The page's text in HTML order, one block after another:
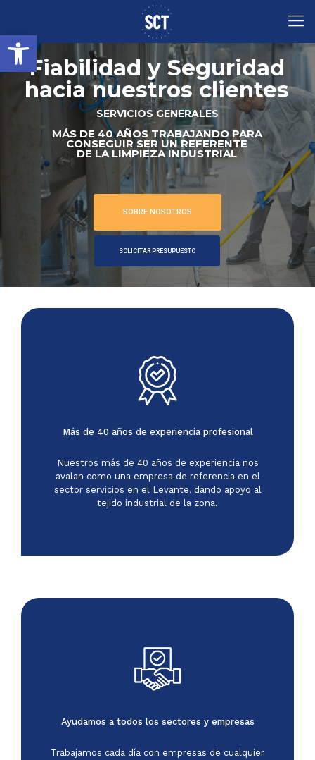
Abrir barra de herramientas
MÁS DE 40 AÑOS TRABAJANDO PARA
CONSEGUIR SER UN REFERENTE
DE LA LIMPIEZA INDUSTRIAL
SOBRE NOSOTROS
Fiabilidad y Seguridad
hacia nuestros clientes
SERVICIOS GENERALES
SOLICITAR PRESUPUESTO
Más de 40 años de experiencia profesional
Nuestros más de 40 años de experiencia nos
avalan como una empresa de referencia en el
sector servicios en el Levante, dando apoyo al
tejido industrial de la zona.
Ayudamos a todos los sectores y empresas
Trabajamos cada día con empresas de cualquier